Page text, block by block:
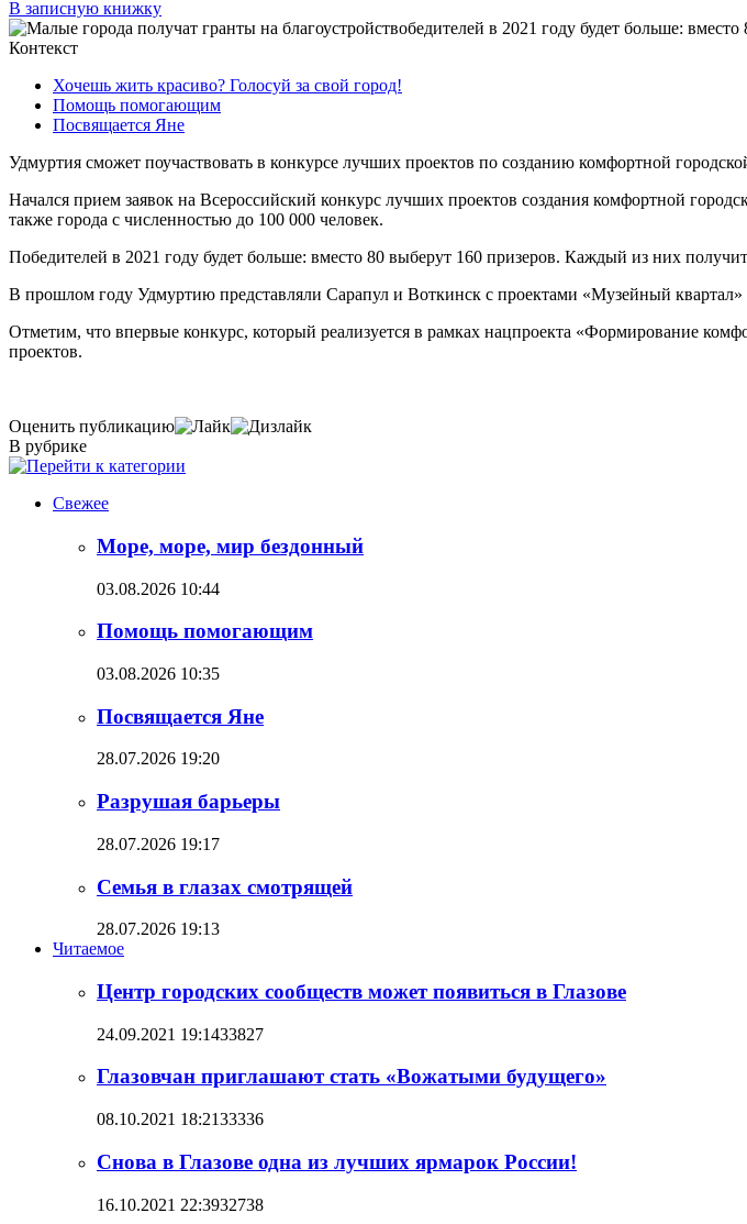
В записную книжку
Контекст
Хочешь жить красиво? Голосуй за свой город!
Помощь помогающим
Посвящается Яне
Удмуртия сможет поучаствовать в конкурсе лучших проектов по созданию комфортной
Начался прием заявок на Всероссийский конкурс лучших проектов создания комфортной
также города с численностью до 100 000 человек.
Победителей в 2021 году будет больше: вместо 80 выберут 160 призеров. Каждый из них
В прошлом году Удмуртию представляли Сарапул и Воткинск с проектами «Музейный
Отметим, что впервые конкурс, который реализуется в рамках нацпроекта «Формирование
проектов.
Оценить публикацию
В рубрике
Свежее
Море, море, мир бездонный
03.08.2026 10:44
Помощь помогающим
03.08.2026 10:35
Посвящается Яне
28.07.2026 19:20
Разрушая барьеры
28.07.2026 19:17
Семья в глазах смотрящей
28.07.2026 19:13
Читаемое
Центр городских сообществ может появиться в Глазове
24.09.2021 19:1433827
Глазовчан приглашают стать «Вожатыми будущего»
08.10.2021 18:2133336
Снова в Глазове одна из лучших ярмарок России!
16.10.2021 22:3932738